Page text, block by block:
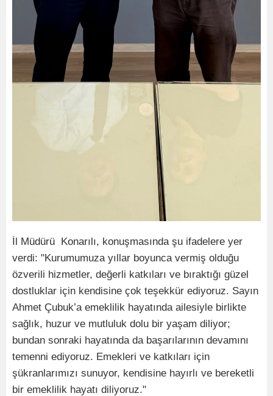
İl Müdürü Konarılı, konuşmasında şu ifadelere yer
verdi: "Kurumumuza yıllar boyunca vermiş olduğu
özverili hizmetler, değerli katkıları ve bıraktığı güzel
dostluklar için kendisine çok teşekkür ediyoruz. Sayın
Ahmet Çubuk’a emeklilik hayatında ailesiyle birlikte
sağlık, huzur ve mutluluk dolu bir yaşam diliyor;
bundan sonraki hayatında da başarılarının devamını
temenni ediyoruz. Emekleri ve katkıları için
şükranlarımızı sunuyor, kendisine hayırlı ve bereketli
bir emeklilik hayatı diliyoruz."